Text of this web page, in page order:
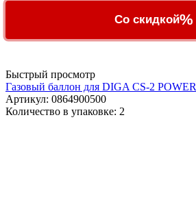
Со скидкой%
Быстрый просмотр
Газовый баллон для DIGA CS-2 POWER
Артикул: 0864900500
Количество в упаковке: 2